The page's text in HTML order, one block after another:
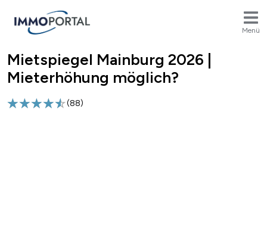
Menü
Breadcrumb
Mietspiegel Mainburg 2026 |
Mieterhöhung möglich?
(88)